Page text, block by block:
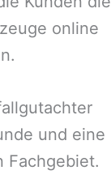
online
und eine
Fachgebiet.